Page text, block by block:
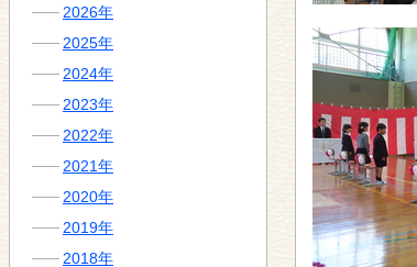
2026年
2025年
2024年
2023年
2022年
2021年
2020年
2019年
2018年